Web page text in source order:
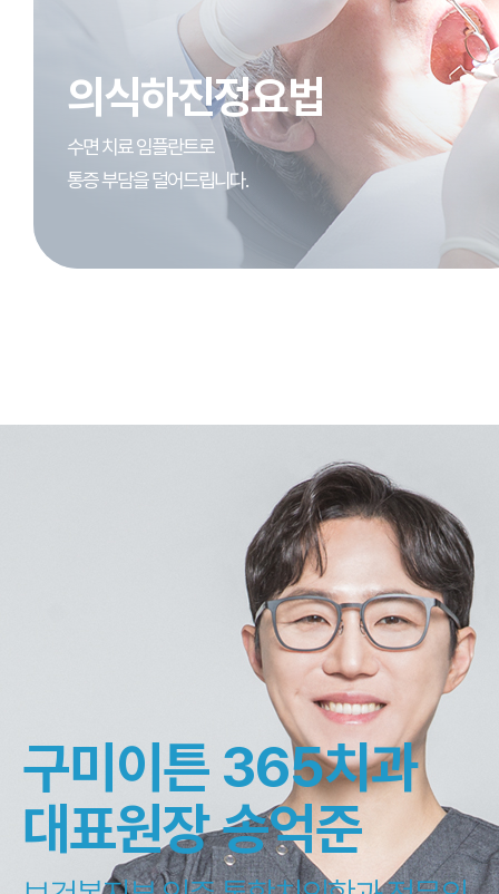
의식하진정요법
수면 치료 임플란트로
통증 부담을 덜어드립니다.
구미이튼 365치과
대표원장 송억준